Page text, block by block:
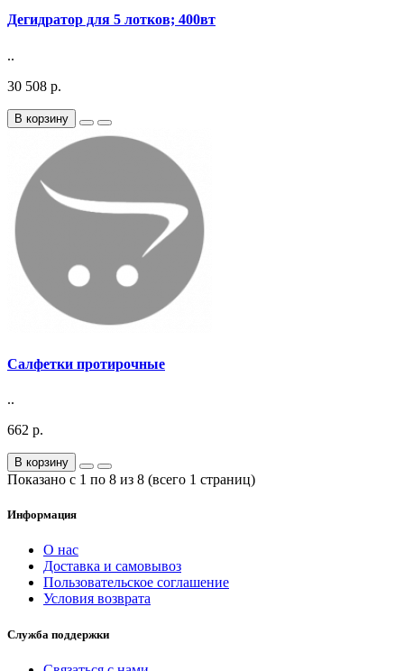
Дегидратор для 5 лотков; 400вт
..
30 508 р.
В корзину
Салфетки протирочные
..
662 р.
В корзину
Показано с 1 по 8 из 8 (всего 1 страниц)
Информация
О нас
Доставка и самовывоз
Пользовательское соглашение
Условия возврата
Служба поддержки